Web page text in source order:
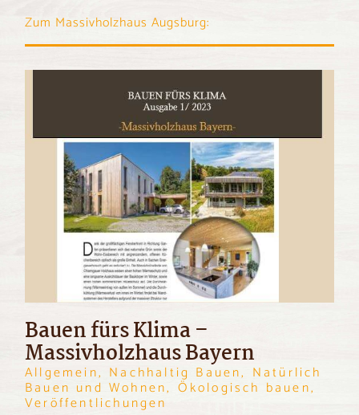
Zum Massivholzhaus Augsburg:
Bauen fürs Klima –
Massivholzhaus Bayern
Allgemein, Nachhaltig Bauen, Natürlich
Bauen und Wohnen, Ökologisch bauen,
Veröffentlichungen